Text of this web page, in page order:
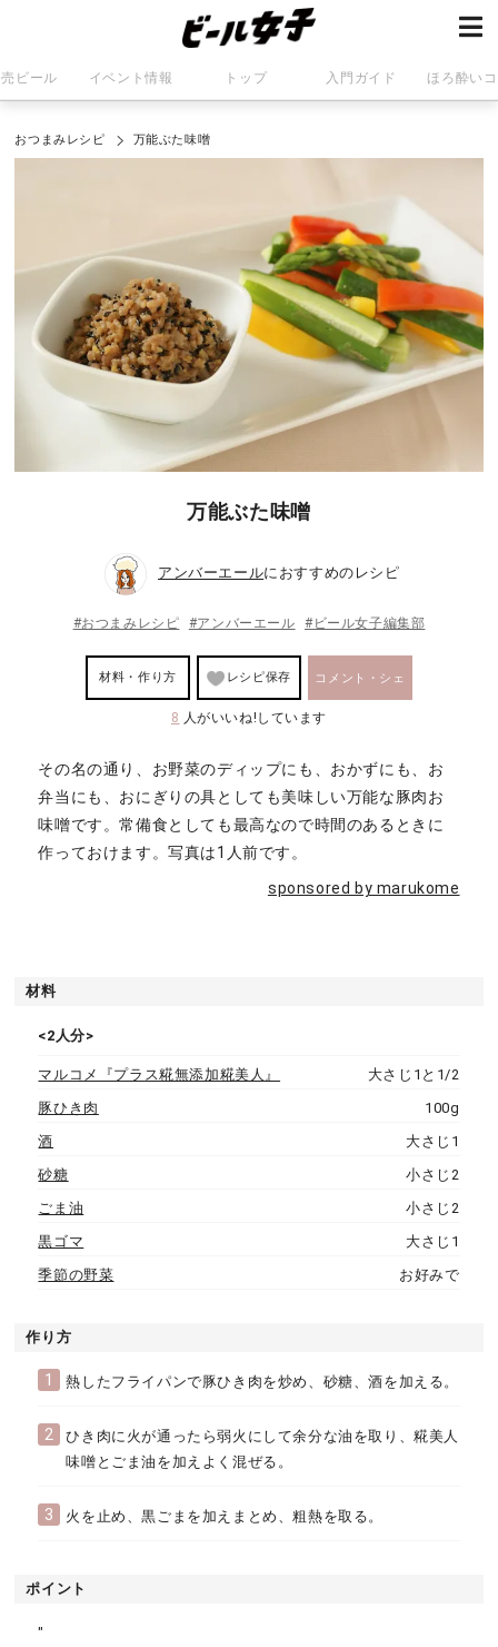
ビール イベント情報 トップ 入門ガイド ほろ酔い
おつまみレシピ 万能ぶた味噌
万能ぶた味噌
アンバーエールにおすすめのレシピ
#おつまみレシピ #アンバーエール #ビール女子編集部
材料・作り方 レシピ保存 コメント・シェ
8 人がいいね!しています
その名の通り、お野菜のディップにも、おかずにも、お
弁当にも、おにぎりの具としても美味しい万能な豚肉お
味噌です。常備食としても最高なので時間のあるときに
作っておけます。写真は1人前です。
sponsored by marukome
材料
<2人分>
マルコメ『プラス糀無添加糀美人』
大さじ1と1/2
豚ひき肉
100g
酒
大さじ1
砂糖
小さじ2
ごま油
小さじ2
黒ゴマ
大さじ1
季節の野菜
お好みで
作り方
1 熱したフライパンで豚ひき肉を炒め、砂糖、酒を加える。
2
ひき肉に火が通ったら弱火にして余分な油を取り、糀美人
味噌とごま油を加えよく混ぜる。
3 火を止め、黒ごまを加えまとめ、粗熱を取る。
ポイント
"